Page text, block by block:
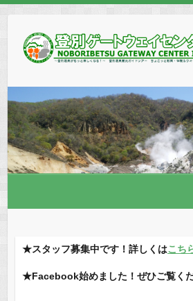
★スタッフ募集中です！詳しくはこち
★Facebook始めました！ぜひご覧く